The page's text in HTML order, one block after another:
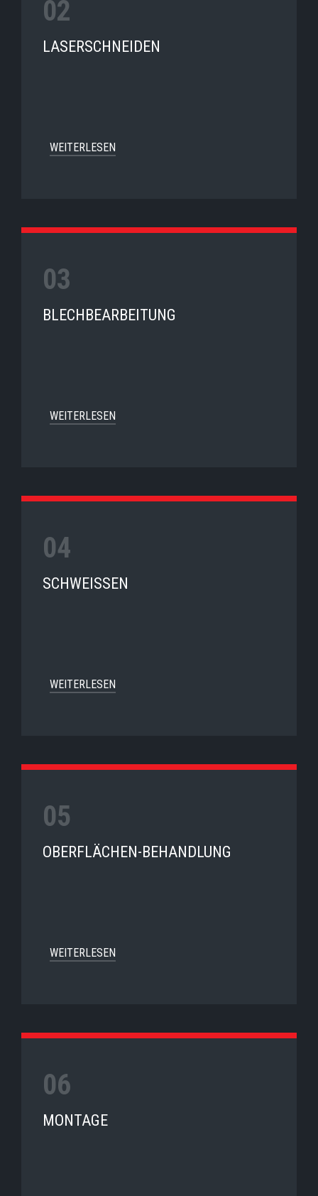
LASERSCHNEIDEN
WEITERLESEN
BLECHBEARBEITUNG
WEITERLESEN
SCHWEISSEN
WEITERLESEN
OBERFLÄCHEN-BEHANDLUNG
WEITERLESEN
MONTAGE